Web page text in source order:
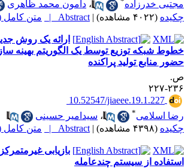
خدرزاده ،دامون محمد ظاهری
(۴۰۲۲ مشاهده) |
Abstract | متن کامل (PDF)
ارائه یک روش جدید
شبکه توزیع توسط یک الگوریتم بهینه سازی
منابع تولید پراکنده
۲۲۷
‎ 10.52547/jiaeee.19.1.227
اسلامی
،سیدامیر حسینی
(۴۳۹۸ مشاهده) |
Abstract | متن کامل (PDF)
بازیابی غیرمتمرکز
از سیستم چندعامله